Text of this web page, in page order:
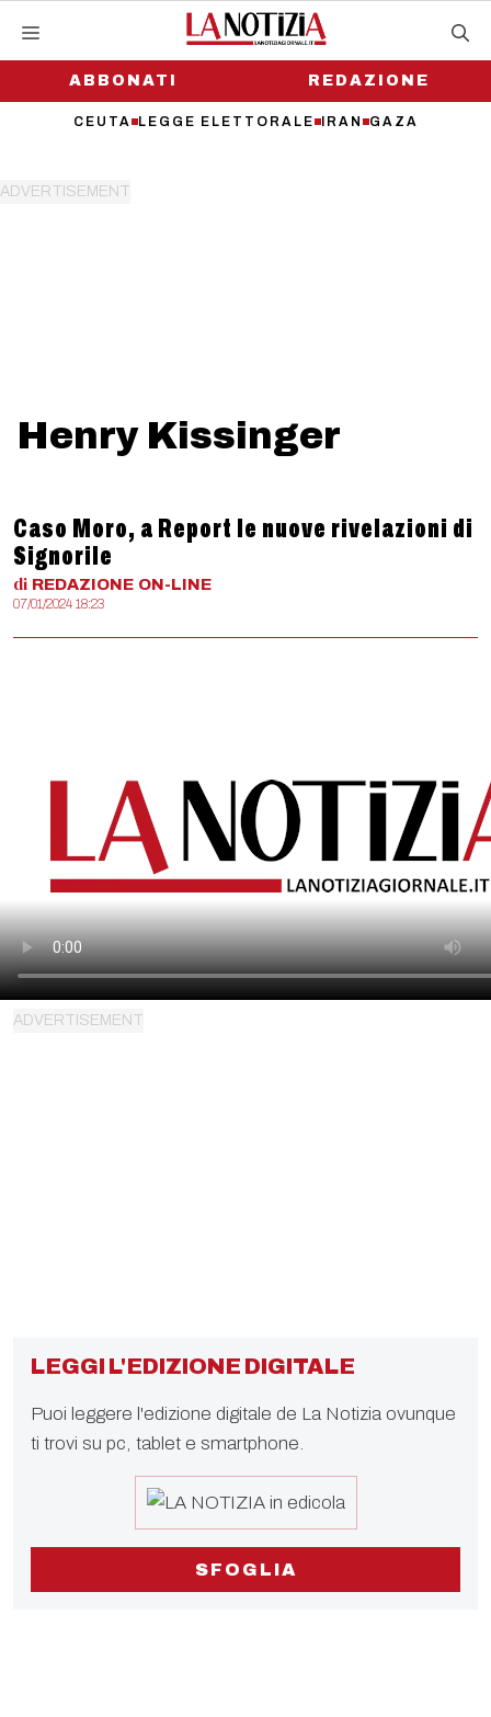
contenutoABBONATI
CEUTA LEGGE ELETTORALE IRAN GAZA
REDAZIONE
Henry Kissinger
Caso Moro, a Report le nuove rivelazioni di
Signorile
di REDAZIONE ON-LINE
07/01/2024 18:23
LEGGI L'EDIZIONE DIGITALE
Puoi leggere l'edizione digitale de La Notizia ovunque
ti trovi su pc, tablet e smartphone.
SFOGLIA